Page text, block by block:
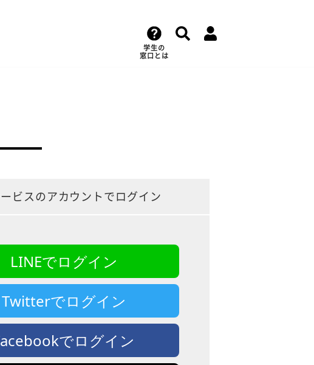
学生の
窓口とは
ビスのアカウントでログイン
LINEでログイン
Twitterでログイン
でログイン